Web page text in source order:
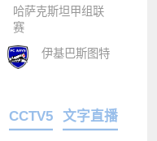
哈萨克斯坦甲组联
赛
伊基巴斯图特
CCTV5 文字直播